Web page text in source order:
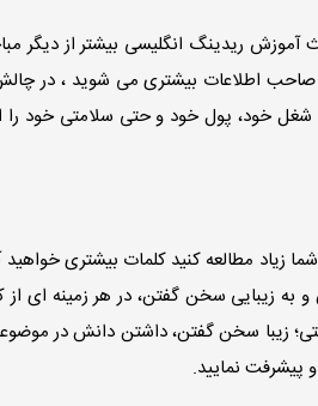
ریدینگ انگلیسی بیشتر از دیگر
صاحب اطلاعات بیشتری می شوید ، در
شغل خود، پول خود و حتی سلامتی خود را
زیاد مطالعه کنید کلمات بیشتری
و به زیبایی سخن گفتن، در هر زمینه ای
زیبا سخن گفتن، داشتن دانش در
پیشرفت نمایید.